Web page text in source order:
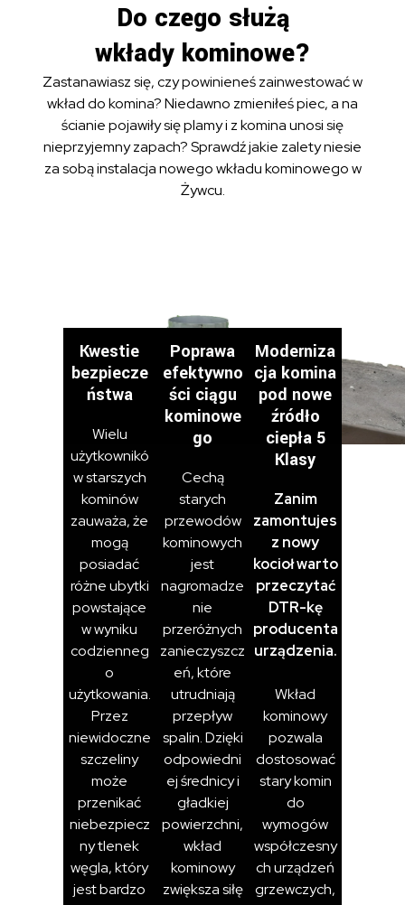
Do czego służą
wkłady kominowe?
Zastanawiasz się, czy powinieneś zainwestować w
wkład do komina? Niedawno zmieniłeś piec, a na
ścianie pojawiły się plamy i z komina unosi się
nieprzyjemny zapach? Sprawdź jakie zalety niesie
za sobą instalacja nowego wkładu kominowego w
Żywcu.
Kwestie
bezpiecze
ństwa
Wielu
użytkownikó
w starszych
kominów
zauważa, że
mogą
posiadać
różne ubytki
powstające
w wyniku
codzienneg
o
użytkowania.
Przez
niewidoczne
szczeliny
może
przenikać
niebezpiecz
ny tlenek
węgla, który
jest bardzo
Poprawa
efektywno
ści ciągu
kominowe
go
Cechą
starych
przewodów
kominowych
jest
nagromadze
nie
przeróżnych
zanieczyszcz
eń, które
utrudniają
przepływ
spalin. Dzięki
odpowiedni
ej średnicy i
gładkiej
powierzchni,
wkład
kominowy
zwiększa siłę
Moderniza
cja komina
pod nowe
źródło
ciepła 5
Klasy
Zanim
zamontujes
z nowy
kocioł warto
przeczytać
DTR-kę
producenta
urządzenia.
Wkład
kominowy
pozwala
dostosować
stary komin
do
wymogów
współczesny
ch urządzeń
grzewczych,